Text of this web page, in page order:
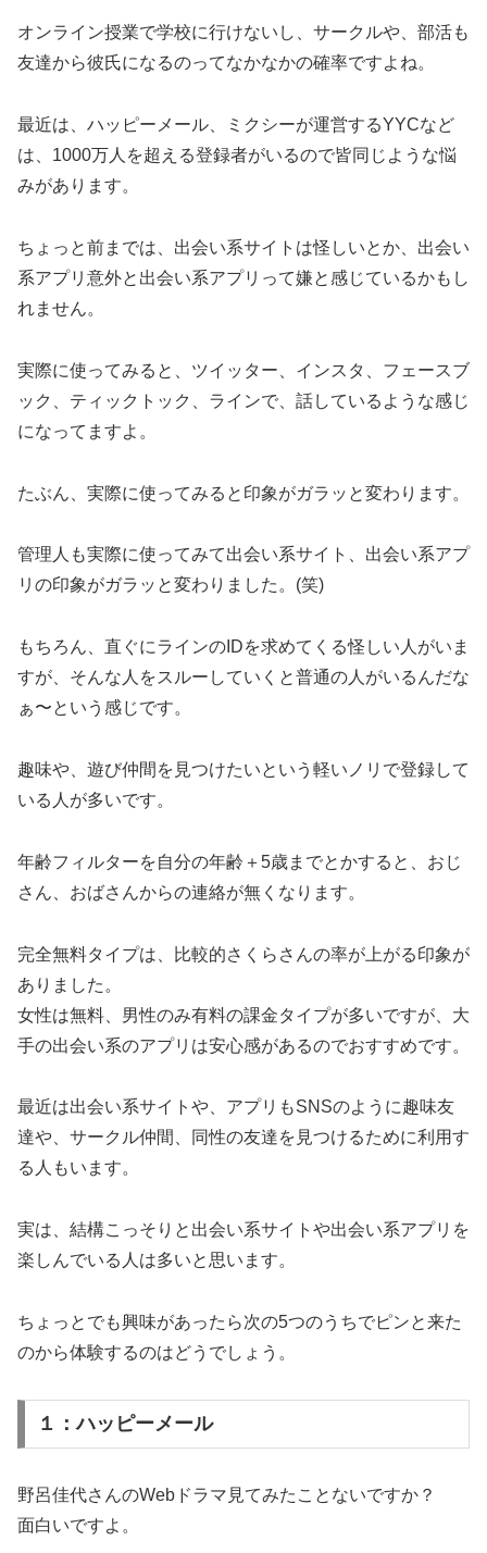
オンライン授業で学校に行けないし、サークルや、部活も
友達から彼氏になるのってなかなかの確率ですよね。
最近は、ハッピーメール、ミクシーが運営するYYCなど
は、1000万人を超える登録者がいるので皆同じような悩
みがあります。
ちょっと前までは、出会い系サイトは怪しいとか、出会い
系アプリ意外と出会い系アプリって嫌と感じているかもし
れません。
実際に使ってみると、ツイッター、インスタ、フェースブ
ック、ティックトック、ラインで、話しているような感じ
になってますよ。
たぶん、実際に使ってみると印象がガラッと変わります。
管理人も実際に使ってみて出会い系サイト、出会い系アプ
リの印象がガラッと変わりました。(笑)
もちろん、直ぐにラインのIDを求めてくる怪しい人がいま
すが、そんな人をスルーしていくと普通の人がいるんだな
ぁ〜という感じです。
趣味や、遊び仲間を見つけたいという軽いノリで登録して
いる人が多いです。
年齢フィルターを自分の年齢＋5歳までとかすると、おじ
さん、おばさんからの連絡が無くなります。
完全無料タイプは、比較的さくらさんの率が上がる印象が
ありました。
女性は無料、男性のみ有料の課金タイプが多いですが、大
手の出会い系のアプリは安心感があるのでおすすめです。
最近は出会い系サイトや、アプリもSNSのように趣味友
達や、サークル仲間、同性の友達を見つけるために利用す
る人もいます。
実は、結構こっそりと出会い系サイトや出会い系アプリを
楽しんでいる人は多いと思います。
ちょっとでも興味があったら次の5つのうちでピンと来た
のから体験するのはどうでしょう。
１：ハッピーメール
野呂佳代さんのWebドラマ見てみたことないですか？
面白いですよ。